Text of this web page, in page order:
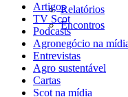
Relatórios
Encontros
Artigos
TV Scot
Podcasts
Agronegócio na
Entrevistas
Agro sustentável
Cartas
Scot na mídia